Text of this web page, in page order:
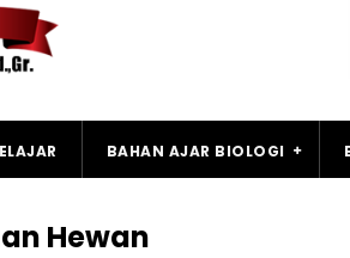
BAHAN AJAR BIOLOGI
Hewan